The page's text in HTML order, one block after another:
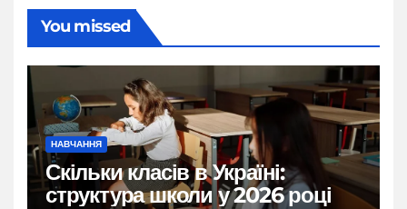
You missed
НАВЧАННЯ
Скільки класів в Україні:
структура школи у 2026 році